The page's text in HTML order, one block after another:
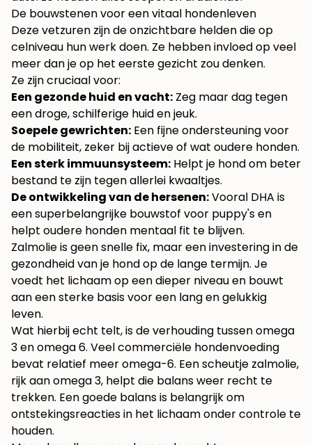
De bouwstenen voor een vitaal hondenleven
Deze vetzuren zijn de onzichtbare helden die op
celniveau hun werk doen. Ze hebben invloed op veel
meer dan je op het eerste gezicht zou denken.
Ze zijn cruciaal voor:
Een gezonde huid en vacht: Zeg maar dag tegen
een droge, schilferige huid en jeuk.
Soepele gewrichten: Een fijne ondersteuning voor
de mobiliteit, zeker bij actieve of wat oudere honden.
Een sterk immuunsysteem: Helpt je hond om beter
bestand te zijn tegen allerlei kwaaltjes.
De ontwikkeling van de hersenen:Vooral DHA is
een superbelangrijke bouwstof voor puppy's en
helpt oudere honden mentaal fit te blijven.
Zalmolie is geen snelle fix, maar een investering in de
gezondheid van je hond op de lange termijn. Je
voedt het lichaam op een dieper niveau en bouwt
aan een sterke basis voor een lang en gelukkig
leven.
Wat hierbij echt telt, is de verhouding tussen omega
3 en omega 6. Veel commerciële hondenvoeding
bevat relatief meer omega-6. Een scheutje zalmolie,
rijk aan omega 3, helpt die balans weer recht te
trekken. Een goede balans is belangrijk om
ontstekingsreacties in het lichaam onder controle te
houden.